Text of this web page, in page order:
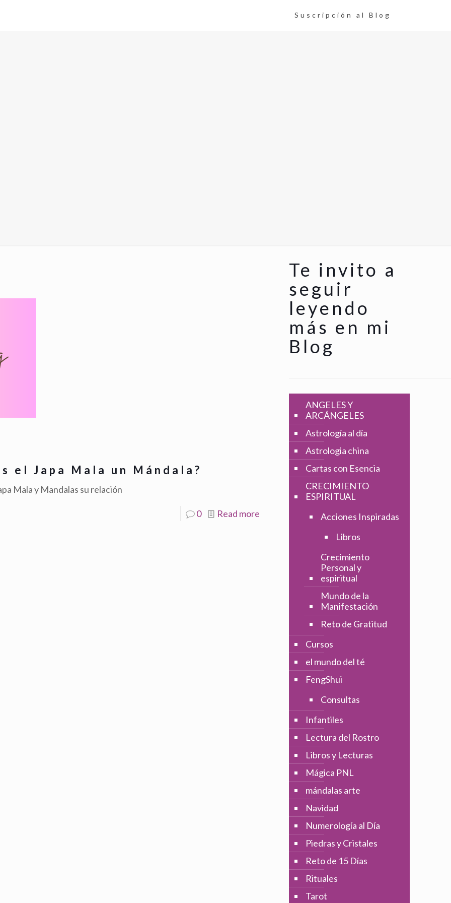
Suscripción al Blog
el Japa Mala un Mándala?
Mala y Mandalas su relación
0 Read more
Te invito a
seguir
leyendo
más en mi
Blog
ANGELES Y
ARCÁNGELES
Astrología al día
Astrologia china
Cartas con Esencia
CRECIMIENTO
ESPIRITUAL
Acciones Inspiradas
Libros
Crecimiento
Personal y
espiritual
Mundo de la
Manifestación
Reto de Gratitud
Cursos
el mundo del té
FengShui
Consultas
Infantiles
Lectura del Rostro
Libros y Lecturas
Mágica PNL
mándalas arte
Navidad
Numerología al Día
Piedras y Cristales
Reto de 15 Días
Rituales
Tarot